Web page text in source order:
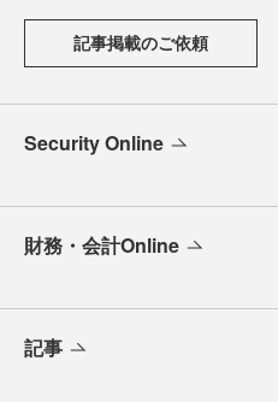
記事掲載のご依頼
Security Online
財務・会計Online
記事